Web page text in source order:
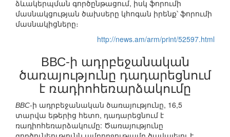
ձևակերպման գործընթացում, իսկ ֆորումի
մասնակցության ծախսերը կհոգան իրենք՝ ֆորումի
մասնակիցները։
http://news.am/arm/print/52597.html
ВВС-ի ադրբեջանական
ծառայությունը դադարեցնում
է ռադիոհեռարձակումը
ВВС-ի ադրբեջանական ծառայությունը, 16,5
տարվա եթերից հետո, դադարեցնում է
ռադիոհեռարձակումը: Ծառայությունը